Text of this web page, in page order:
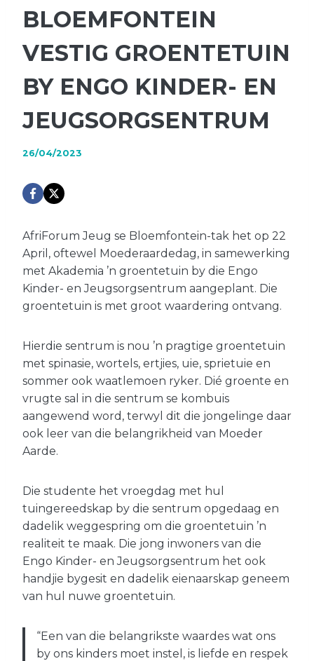
BLOEMFONTEIN
VESTIG GROENTETUIN
BY ENGO KINDER- EN
JEUGSORGSENTRUM
26/04/2023
AfriForum Jeug se Bloemfontein-tak het op 22
April, oftewel Moederaardedag, in samewerking
met Akademia ’n groentetuin by die Engo
Kinder- en Jeugsorgsentrum aangeplant. Die
groentetuin is met groot waardering ontvang.
Hierdie sentrum is nou ’n pragtige groentetuin
met spinasie, wortels, ertjies, uie, sprietuie en
sommer ook waatlemoen ryker. Dié groente en
vrugte sal in die sentrum se kombuis
aangewend word, terwyl dit die jongelinge daar
ook leer van die belangrikheid van Moeder
Aarde.
Die studente het vroegdag met hul
tuingereedskap by die sentrum opgedaag en
dadelik weggespring om die groentetuin ’n
realiteit te maak. Die jong inwoners van die
Engo Kinder- en Jeugsorgsentrum het ook
handjie bygesit en dadelik eienaarskap geneem
van hul nuwe groentetuin.
“Een van die belangrikste waardes wat ons
by ons kinders moet instel, is liefde en respek